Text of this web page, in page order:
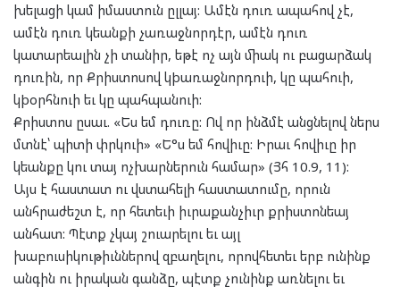
խելացի կամ իմաստուն ըլլայ: Ամէն դուռ ապահով չէ,
ամէն դուռ կեանքի չառաջնորդէր, ամէն դուռ
կատարեալին չի տանիր, եթէ ոչ այն միակ ու բացարձակ
դուռին, որ Քրիստոսով կþառաջնորդուի, կը պահուի,
կþօրհնուի եւ կը պահպանուի:
Քրիստոս ըսաւ. «Ես եմ դուռը: Ով որ ինձմէ անցնելով ներս
մտնէ՝ պիտի փրկուի» «Ե°ս եմ հովիւը: Իրաւ հովիւը իր
կեանքը կու տայ ոչխարներուն համար» (Յհ 10.9, 11):
Այս է հաստատ ու վստահելի հաստատումը, որուն
անհրաժեշտ է, որ հետեւի իւրաքանչիւր քրիստոնեայ
անհատ: Պէտք չկայ շուարելու եւ այլ
խաբուսիկութիւններով զբաղելու, որովհետեւ երբ ունինք
անգին ու իրական գանձը, պէտք չունինք առնելու եւ